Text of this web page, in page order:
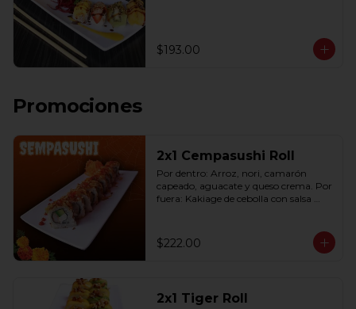
$193.00
Promociones
2x1 Cempasushi Roll
Por dentro: Arroz, nori, camarón
capeado, aguacate y queso crema. Por
fuera: Kakiage de cebolla con salsa
$222.00
2x1 Tiger Roll